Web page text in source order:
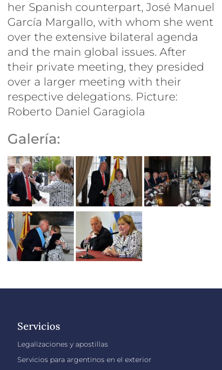
her Spanish counterpart, José Manuel
García Margallo, with whom she went
over the extensive bilateral agenda
and the main global issues. After
their private meeting, they presided
over a larger meeting with their
respective delegations. Picture:
Roberto Daniel Garagiola
Galería:
Servicios
Legalizaciones y apostillas
Servicios para argentinos en el exterior